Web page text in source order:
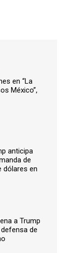
en “La
México”,
anticipa
de
dólares en
a Trump
de